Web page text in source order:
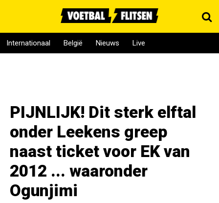
Internationaal België Nieuws Live
PIJNLIJK! Dit sterk elftal
onder Leekens greep
naast ticket voor EK van
2012 ... waaronder
Ogunjimi